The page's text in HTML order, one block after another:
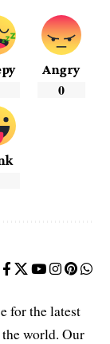
Angry
0
for the latest
world. Our